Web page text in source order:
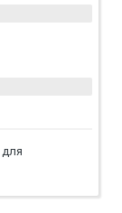
для